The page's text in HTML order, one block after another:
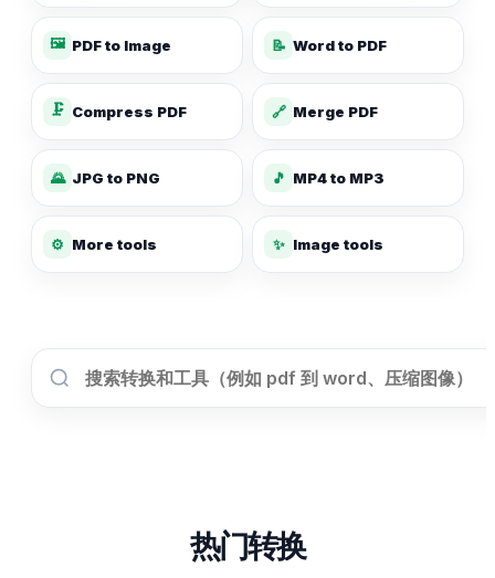
🖼️ PDF to Image 📝 Word to PDF
🗜️ Compress PDF 🔗 Merge PDF
🌄 JPG to PNG 🎵 MP4 to MP3
⚙️ More tools ✨ Image tools
热门转换